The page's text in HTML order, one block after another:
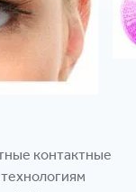
контактные